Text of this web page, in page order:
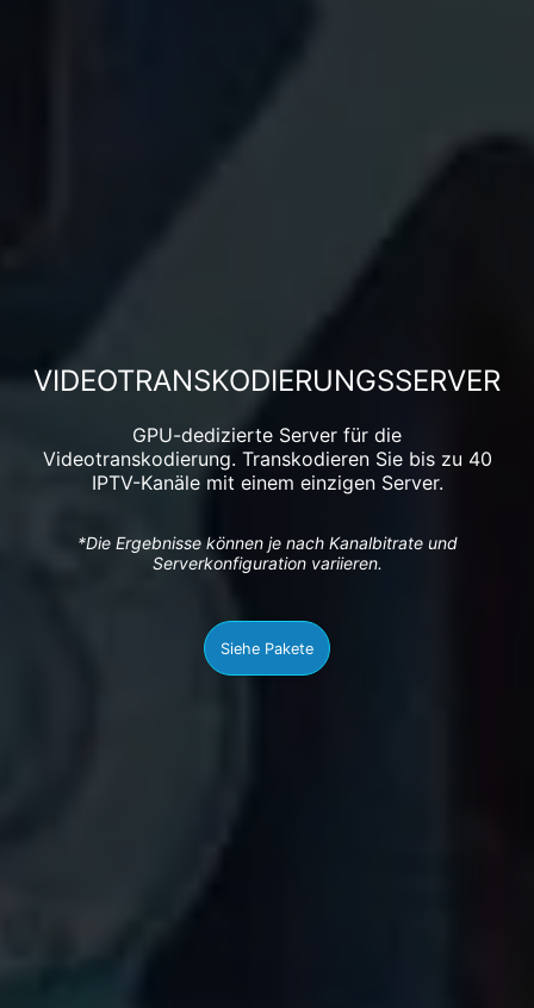
VIDEOTRANSKODIERUNGSSERVER
GPU-dedizierte Server für die
Videotranskodierung. Transkodieren Sie bis zu 40
IPTV-Kanäle mit einem einzigen Server.
*Die Ergebnisse können je nach Kanalbitrate und
Serverkonfiguration variieren.
Siehe Pakete